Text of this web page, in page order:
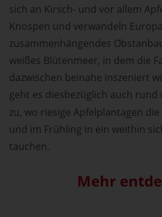
sich an Kirsch- und vor allem
Knospen und verwandeln
zusammenhängendes
weißes Blütenmeer, in dem die
dazwischen beinahe inszeniert
geht es diesbezüglich auch rund
zu, wo riesige Apfelplantagen
und im Frühling in ein weithin
tauchen.
Mehr